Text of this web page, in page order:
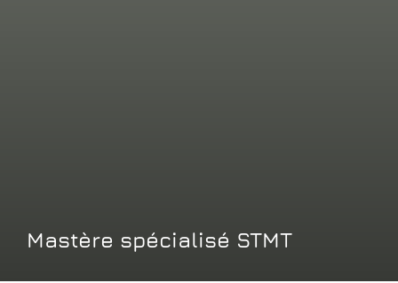
Mastère spécialisé STMT